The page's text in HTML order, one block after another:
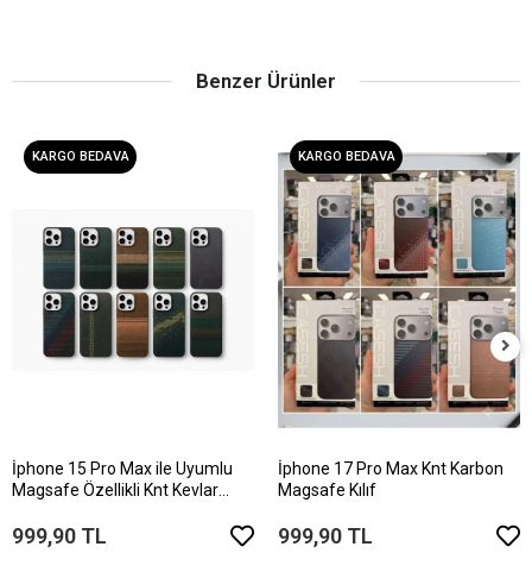
Benzer Ürünler
KARGO BEDAVA
İphone 15 Pro Max ile Uyumlu
Magsafe Özellikli Knt Kevlar
999,90 TL
KARGO BEDAVA
İphone 17 Pro Max Knt Karbon
Magsafe Kılıf
999,90 TL